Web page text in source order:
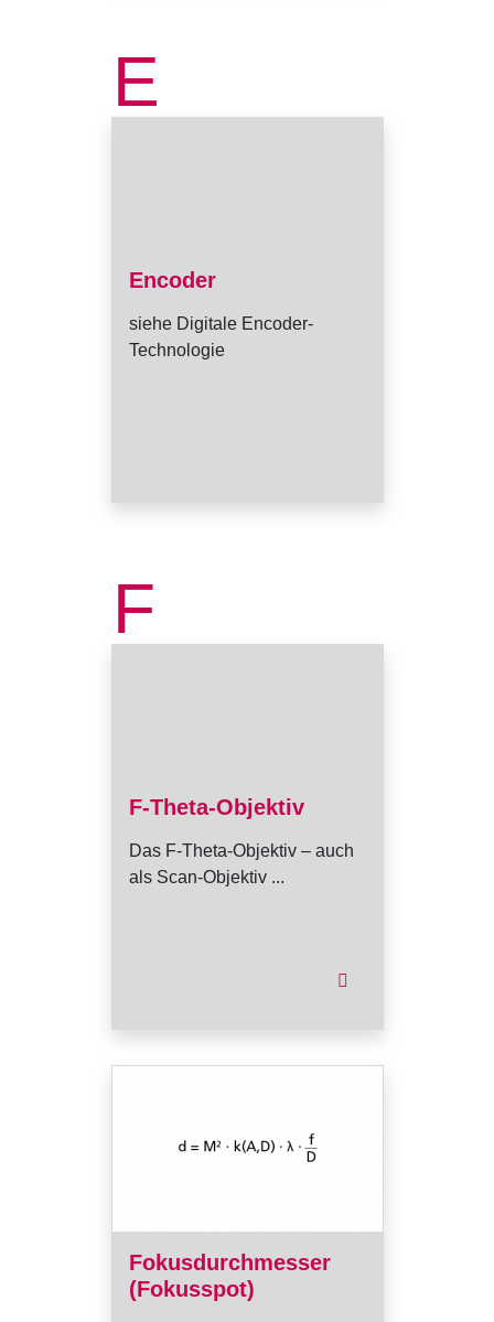
E
Encoder
siehe Digitale Encoder-
Technologie
F
F-Theta-Objektiv
Das F-Theta-Objektiv – auch
als Scan-Objektiv ...
Fokusdurchmesser
(Fokusspot)